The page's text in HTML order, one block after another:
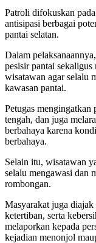
Patroli difokuskan
antisipasi berbagai
pantai selatan.
Dalam
pesisir pantai
wisatawan agar selalu
kawasan pantai.
Petugas
tengah, dan juga
berbahaya karena
berbahaya.
Selain itu, wisatawan
selalu mengawasi dan
rombongan.
Masyarakat juga diajak
ketertiban, serta
melaporkan kepada
kejadian menonjol